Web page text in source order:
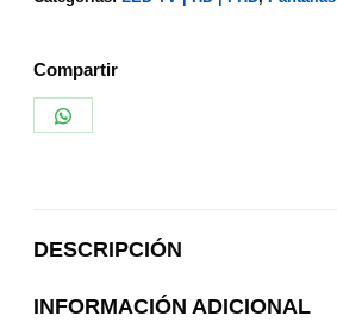
Compartir
DESCRIPCIÓN
INFORMACIÓN ADICIONAL